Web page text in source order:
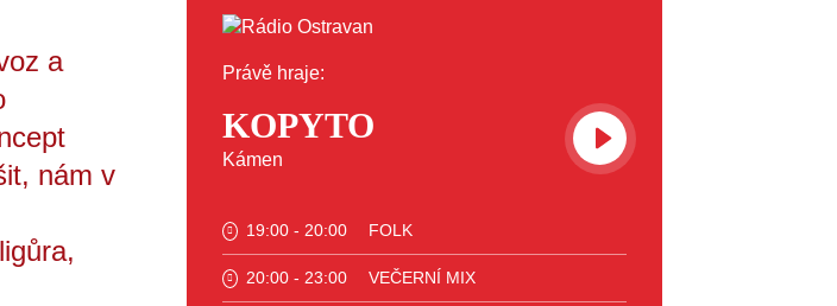
a
nám v
Právě hraje:
KOPYTO
Kámen
19:00 - 20:00 FOLK
20:00 - 23:00 VEČERNÍ MIX